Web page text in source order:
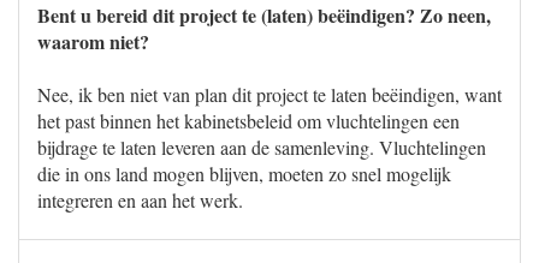
Bent u bereid dit project te (laten) beëindigen? Zo neen,
waarom niet?
Nee, ik ben niet van plan dit project te laten beëindigen, want
het past binnen het kabinetsbeleid om vluchtelingen een
bijdrage te laten leveren aan de samenleving. Vluchtelingen
die in ons land mogen blijven, moeten zo snel mogelijk
integreren en aan het werk.